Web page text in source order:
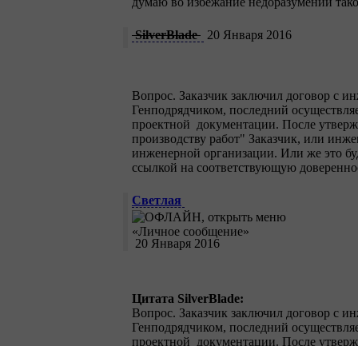
SilverBlade 20 Января 2016
Вопрос. Заказчик заключил договор с
Генподрядчиком, последний
проектной документации. После
производству работ" Заказчик, или
инженерной организации. Или же это
ссылкой на соответствующую
Светлая
20 Января 2016
Цитата SilverBlade:
Вопрос. Заказчик заключил договор с
Генподрядчиком, последний
проектной документации. После